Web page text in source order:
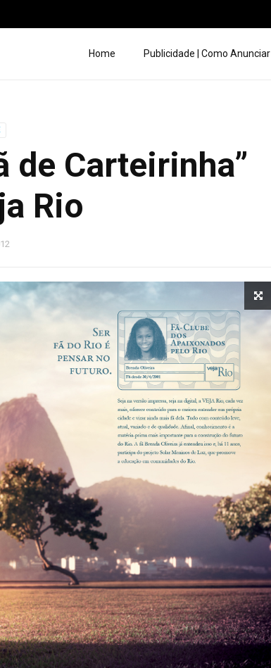
Home Publicidade | Como
de Carteirinha”
Rio